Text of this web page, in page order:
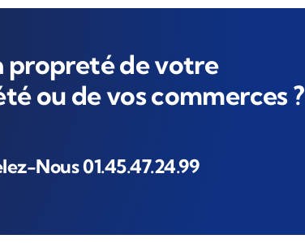
propreté de votre
ou de vos commerces ?
Nous 01.45.47.24.99